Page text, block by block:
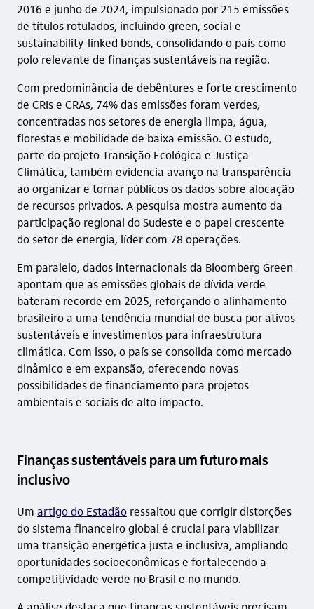
2016 e junho de 2024, impulsionado por 215 emissões
de títulos rotulados, incluindo green, social e
sustainability-linked bonds, consolidando o país como
polo relevante de finanças sustentáveis na região.
Com predominância de debêntures e forte crescimento
de CRIs e CRAs, 74% das emissões foram verdes,
concentradas nos setores de energia limpa, água,
florestas e mobilidade de baixa emissão. O estudo,
parte do projeto Transição Ecológica e Justiça
Climática, também evidencia avanço na transparência
ao organizar e tornar públicos os dados sobre alocação
de recursos privados. A pesquisa mostra aumento da
participação regional do Sudeste e o papel crescente
do setor de energia, líder com 78 operações.
Em paralelo, dados internacionais da Bloomberg Green
apontam que as emissões globais de dívida verde
bateram recorde em 2025, reforçando o alinhamento
brasileiro a uma tendência mundial de busca por ativos
sustentáveis e investimentos para infraestrutura
climática. Com isso, o país se consolida como mercado
dinâmico e em expansão, oferecendo novas
possibilidades de financiamento para projetos
ambientais e sociais de alto impacto.
Finanças sustentáveis para um futuro mais
inclusivo
Um artigo do Estadão ressaltou que corrigir distorções
do sistema financeiro global é crucial para viabilizar
uma transição energética justa e inclusiva, ampliando
oportunidades socioeconômicas e fortalecendo a
competitividade verde no Brasil e no mundo.